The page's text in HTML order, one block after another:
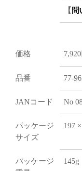
【 問
価格
品番 77-
JANコード No
パッケージ
サイズ
197
パッケージ
145g